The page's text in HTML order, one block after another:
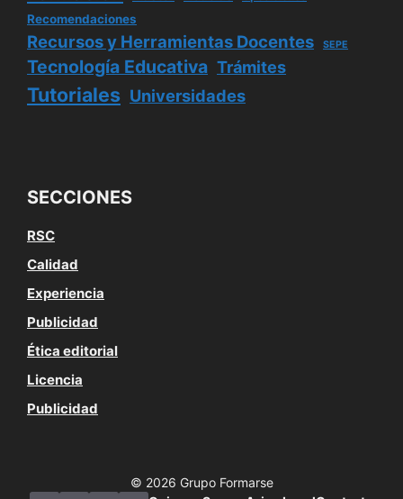
Recomendaciones
Recursos y Herramientas Docentes SEPE
Tecnología Educativa Trámites
Tutoriales Universidades
SECCIONES
RSC
Calidad
Experiencia
Publicidad
Ética editorial
Licencia
Publicidad
© 2026 Grupo Formarse